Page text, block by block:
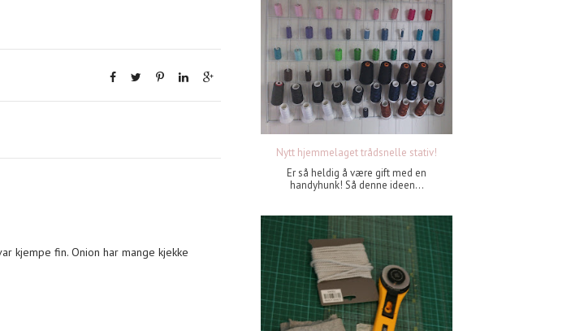
kjempe fin. Onion har mange kjekke
Nytt hjemmelaget trådsnelle stativ!
Er så heldig å være gift med en
handyhunk! Så denne ideen...